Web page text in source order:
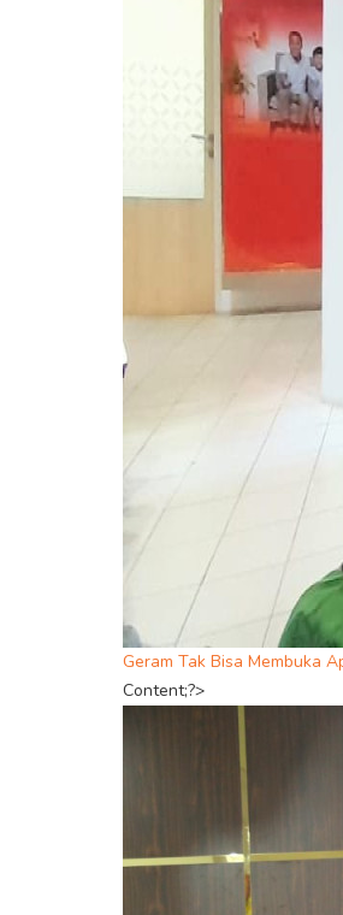
Geram Tak Bisa Membuka
Content;?>